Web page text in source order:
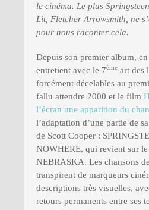
le cinéma. Le plus
Lit, Fletcher Arrowsmith, ne
pour nous raconter cela.
Depuis son premier album,
entretient avec le 7ème art des
forcément décelables au
fallu attendre 2000 et le film
l’écran une apparition du
l’adaptation d’une partie de
de Scott Cooper :
NOWHERE, qui revient sur
NEBRASKA. Les chansons
transpirent de marqueurs
descriptions très visuelles,
retours permanents entre ses